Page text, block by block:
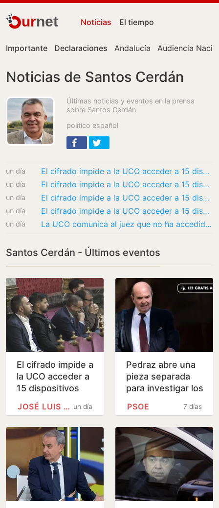
urnet Noticias El tiempo
Importante Declaraciones Andalucía Audiencia
Noticias de Santos Cerdán
Últimas noticias y eventos en la prensa
sobre Santos Cerdán
político español
un día El cifrado impide a la UCO acceder a 15 dispositivos clave de Koldo y Aldama
un día El cifrado impide a la UCO acceder a 15 dispositivos clave de Koldo y Aldama
un día El cifrado impide a la UCO acceder a 15 dispositivos clave de Koldo y Aldama
un día El cifrado impide a la UCO acceder a 15 dispositivos clave de Koldo y Aldama
un día La UCO comunica al juez que no ha accedido a 15 teléfonos y memorias de Aldama y Koldo…
Santos Cerdán - Últimos eventos
El cifrado impide a
la UCO acceder a
15 dispositivos
clave de Koldo y
Aldama
un día
JOSÉ LUIS ÁBALOS
Pedraz abre una
pieza separada
para investigar los
del PSOE para7 días
PSOE